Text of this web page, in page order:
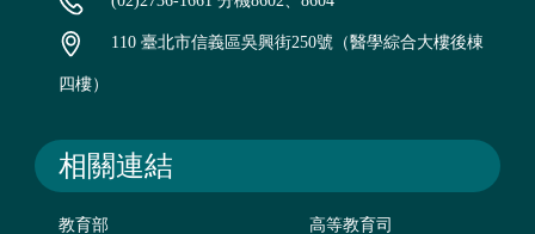
110 臺北市信義區吳興街250號（醫學綜合大樓後棟
四樓）
相關連結
教育部 高等教育司